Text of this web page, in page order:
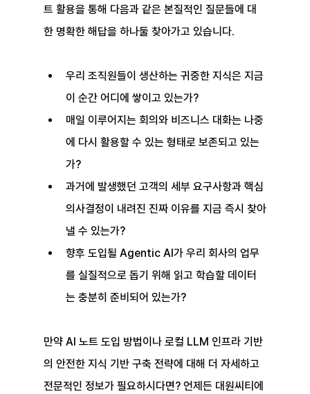
트 활용을 통해 다음과 같은 본질적인 질문들에 대
한 명확한 해답을 하나둘 찾아가고 있습니다.
우리 조직원들이 생산하는 귀중한 지식은 지금
이 순간 어디에 쌓이고 있는가?
매일 이루어지는 회의와 비즈니스 대화는 나중
에 다시 활용할 수 있는 형태로 보존되고 있는
가?
과거에 발생했던 고객의 세부 요구사항과 핵심
의사결정이 내려진 진짜 이유를 지금 즉시 찾아
낼 수 있는가?
향후 도입될 Agentic AI가 우리 회사의 업무
를 실질적으로 돕기 위해 읽고 학습할 데이터
는 충분히 준비되어 있는가?
만약 AI 노트 도입 방법이나 로컬 LLM 인프라 기반
의 안전한 지식 기반 구축 전략에 대해 더 자세하고
전문적인 정보가 필요하시다면? 언제든 대원씨티에